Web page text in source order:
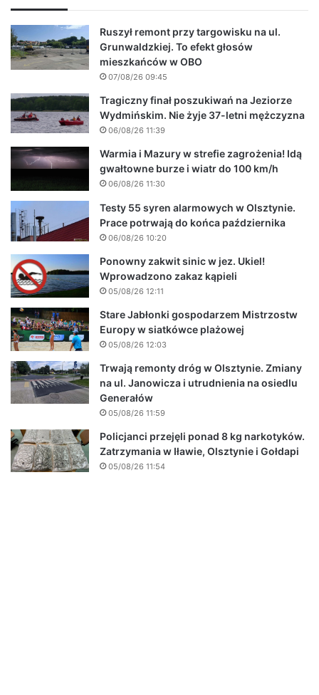
Ruszył remont przy targowisku na ul.
Grunwaldzkiej. To efekt głosów
mieszkańców w OBO
07/08/26 09:45
Tragiczny finał poszukiwań na Jeziorze
Wydmińskim. Nie żyje 37-letni mężczyzna
06/08/26 11:39
Warmia i Mazury w strefie zagrożenia! Idą
gwałtowne burze i wiatr do 100 km/h
06/08/26 11:30
Testy 55 syren alarmowych w Olsztynie.
Prace potrwają do końca października
06/08/26 10:20
Ponowny zakwit sinic w jez. Ukiel!
Wprowadzono zakaz kąpieli
05/08/26 12:11
Stare Jabłonki gospodarzem Mistrzostw
Europy w siatkówce plażowej
05/08/26 12:03
Trwają remonty dróg w Olsztynie. Zmiany
na ul. Janowicza i utrudnienia na osiedlu
Generałów
05/08/26 11:59
Policjanci przejęli ponad 8 kg narkotyków.
Zatrzymania w Iławie, Olsztynie i Gołdapi
05/08/26 11:54